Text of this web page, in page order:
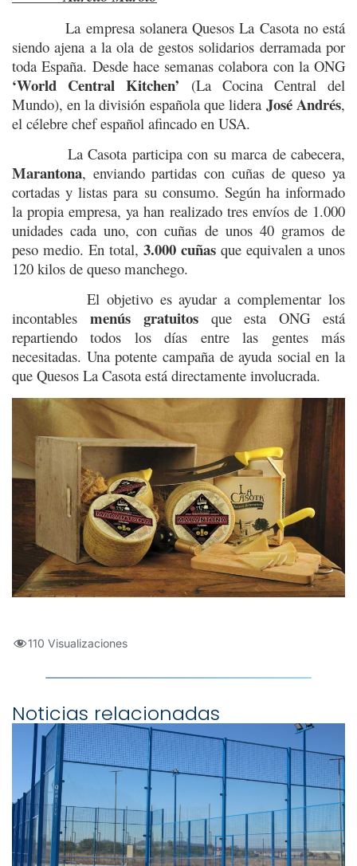
La empresa solanera Quesos La Casota no está
siendo ajena a la ola de gestos solidarios derramada por
toda España. Desde hace semanas colabora con la ONG
‘World Central Kitchen’ (La Cocina Central del
Mundo), en la división española que lidera José Andrés,
el célebre chef español afincado en USA.
La Casota participa con su marca de cabecera,
Marantona, enviando partidas con cuñas de queso ya
cortadas y listas para su consumo. Según ha informado
la propia empresa, ya han realizado tres envíos de 1.000
unidades cada uno, con cuñas de unos 40 gramos de
peso medio. En total, 3.000 cuñas que equivalen a unos
120 kilos de queso manchego.
El objetivo es ayudar a complementar los
incontables menús gratuitosque esta ONG está
repartiendo todos los días entre las gentes más
necesitadas. Una potente campaña de ayuda social en la
que Quesos La Casota está directamente involucrada.
110 Visualizaciones
Noticias relacionadas